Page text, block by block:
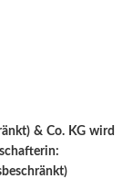
& Co. KG wird